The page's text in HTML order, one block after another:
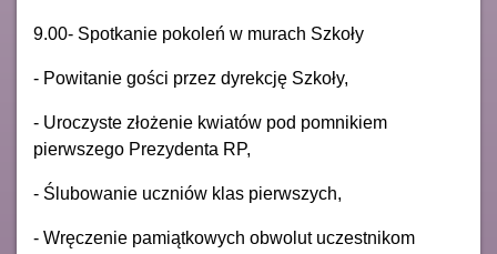
9.00- Spotkanie pokoleń w murach Szkoły
- Powitanie gości przez dyrekcję Szkoły,
- Uroczyste złożenie kwiatów pod pomnikiem
pierwszego Prezydenta RP,
- Ślubowanie uczniów klas pierwszych,
- Wręczenie pamiątkowych obwolut uczestnikom